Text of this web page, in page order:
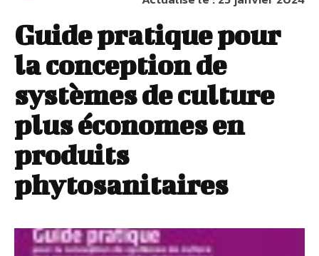
Guide pratique pour
la conception de
systèmes de culture
plus économes en
produits
phytosanitaires